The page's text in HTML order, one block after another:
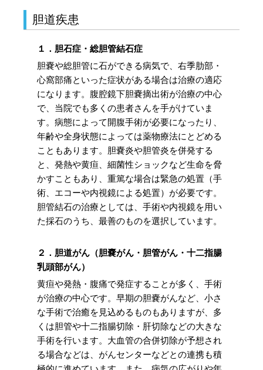
胆道疾患
１．胆石症・総胆管結石症
胆嚢や総胆管に石ができる病気で、右季肋部・
心窩部痛といった症状がある場合は治療の適応
になります。腹腔鏡下胆嚢摘出術が治療の中心
で、当院でも多くの患者さんを手がけていま
す。病態によって開腹手術が必要になったり、
年齢や全身状態によっては薬物療法にとどめる
こともあります。胆嚢炎や胆管炎を併発する
と、発熱や黄疸、細菌性ショックなど生命を脅
かすこともあり、重篤な場合は緊急の処置（手
術、エコーや内視鏡による処置）が必要です。
胆管結石の治療としては、手術や内視鏡を用い
た採石のうち、最善のものを選択しています。
２．胆道がん（胆嚢がん・胆管がん・十二指腸
乳頭部がん）
黄疸や発熱・腹痛で発症することが多く、手術
が治療の中心です。早期の胆嚢がんなど、小さ
な手術で治癒を見込めるものもありますが、多
くは胆管や十二指腸切除・肝切除などの大きな
手術を行います。大血管の合併切除が予想され
る場合などは、がんセンターなどとの連携も積